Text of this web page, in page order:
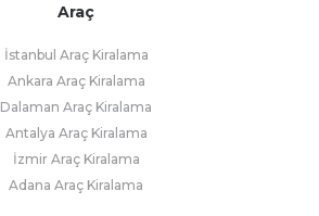
Araç
İstanbul Araç Kiralama
Ankara Araç Kiralama
Dalaman Araç Kiralama
Antalya Araç Kiralama
İzmir Araç Kiralama
Adana Araç Kiralama